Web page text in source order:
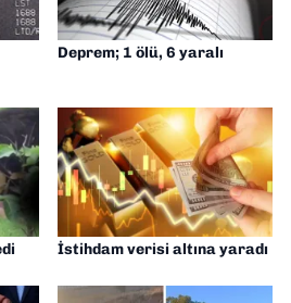
Deprem; 1 ölü, 6 yaralı
İstihdam verisi altına yaradı